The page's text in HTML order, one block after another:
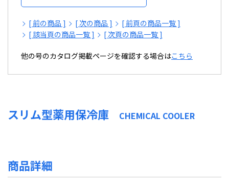
[ 前の商品 ] [ 次の商品 ]
[ 前頁の商品一覧 ]
[ 該当頁の商品一覧 ]
[ 次頁の商品一覧 ]
他の号のカタログ掲載ページを確認する場合はこちら
スリム型薬用保冷庫 CHEMICAL COOLER
商品詳細